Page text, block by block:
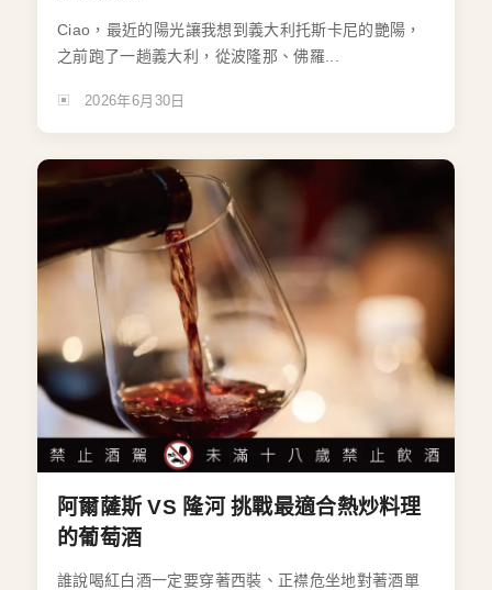
Ciao，最近的陽光讓我想到義大利托斯卡尼的艷陽，
之前跑了一趟義大利，從波隆那、佛羅...
2026年6月30日
阿爾薩斯 VS 隆河 挑戰最適合熱炒料理
的葡萄酒
誰說喝紅白酒一定要穿著西裝、正襟危坐地對著酒單